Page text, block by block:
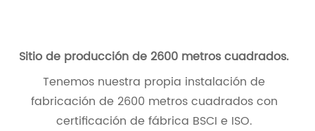
Sitio de producción de 2600 metros cuadrados.
Tenemos nuestra propia instalación de
fabricación de 2600 metros cuadrados con
certificación de fábrica BSCI e ISO.